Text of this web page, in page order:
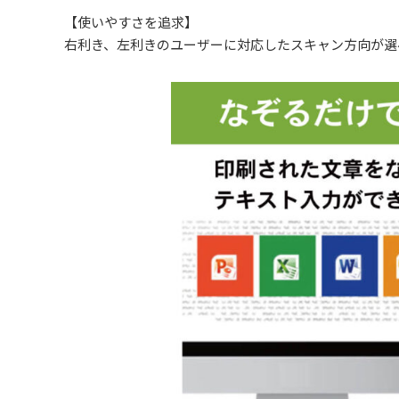
【使いやすさを追求】
右利き、左利きのユーザーに対応したスキャン方向が